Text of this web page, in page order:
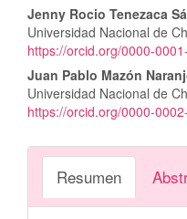
Jenny Rocio Tenezaca
Universidad Nacional de
https://orcid.org/0000-
Juan Pablo Mazón
Universidad Nacional de
https://orcid.org/0000-
Resumen